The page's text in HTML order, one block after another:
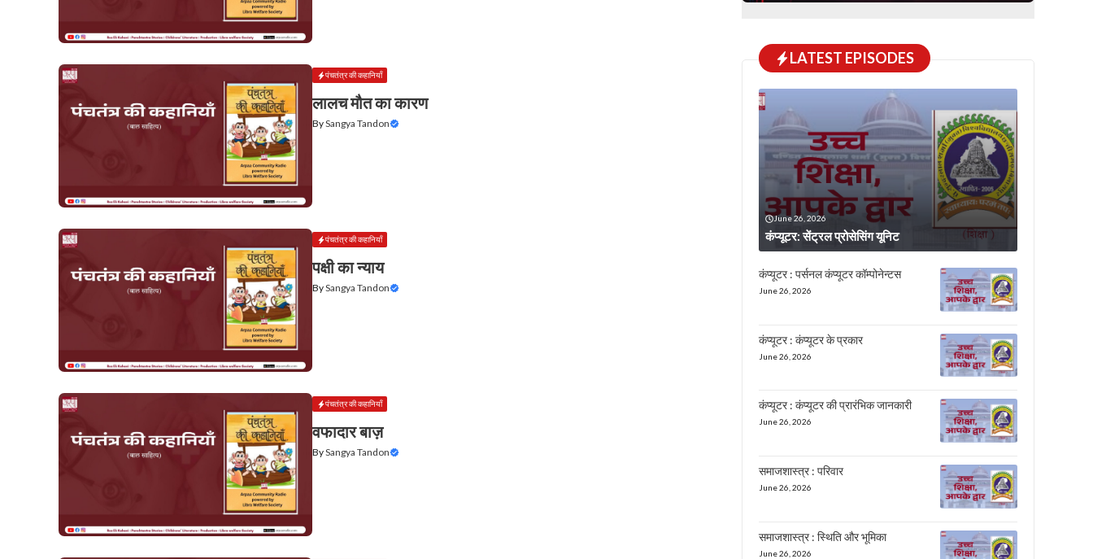
पंचतंत्र की कहानियाँ
लालच मौत का कारण
BySangya Tandon
पंचतंत्र की कहानियाँ
पक्षी का न्याय
BySangya Tandon
पंचतंत्र की कहानियाँ
वफादार बाज़
BySangya Tandon
LATEST EPISODES
June 26, 2026
कंप्यूटर: सेंट्रल प्रोसेसिंग यूनिट
कंप्यूटर : पर्सनल कंप्यूटर कॉम्पोनेन्टस
June 26, 2026
कंप्यूटर : कंप्यूटर के प्रकार
June 26, 2026
कंप्यूटर : कंप्यूटर की प्रारंभिक जानकारी
June 26, 2026
समाजशास्त्र : परिवार
June 26, 2026
समाजशास्त्र : स्थिति और भूमिका
June 26, 2026